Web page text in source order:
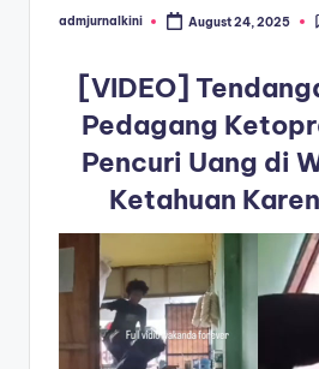
Posted
admjurnalkini August 24, 2025
[VIDEO]
Pedagang
Pencuri Uang di
Ketahuan